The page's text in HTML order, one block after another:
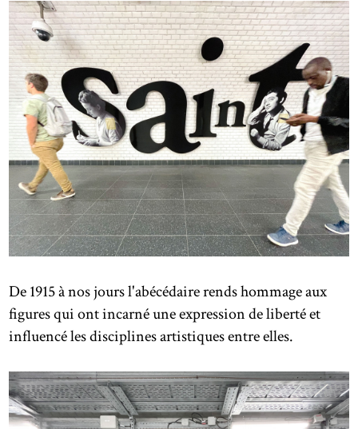
De 1915 à nos jours l'abécédaire rends hommage aux
figures qui ont incarné une expression de liberté et
influencé les disciplines artistiques entre elles.